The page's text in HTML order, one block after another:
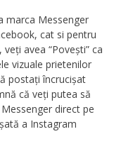
marca Messenger
cat si pentru
avea “Povești” ca
vizuale prietenilor
postați încrucișat
că veți putea să
direct pe
a Instagram